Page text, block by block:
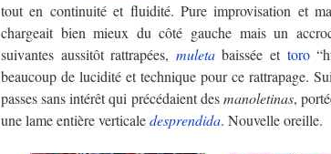
tout en continuité et fluidité. Pure improvisation et
chargeait bien mieux du côté gauche mais un
suivantes aussitôt rattrapées, muletabaissée et toro
beaucoup de lucidité et technique pour ce rattrapage.
passes sans intérêt qui précédaient desmanoletinas,
une lame entière verticaledesprendida. Nouvelle oreille.